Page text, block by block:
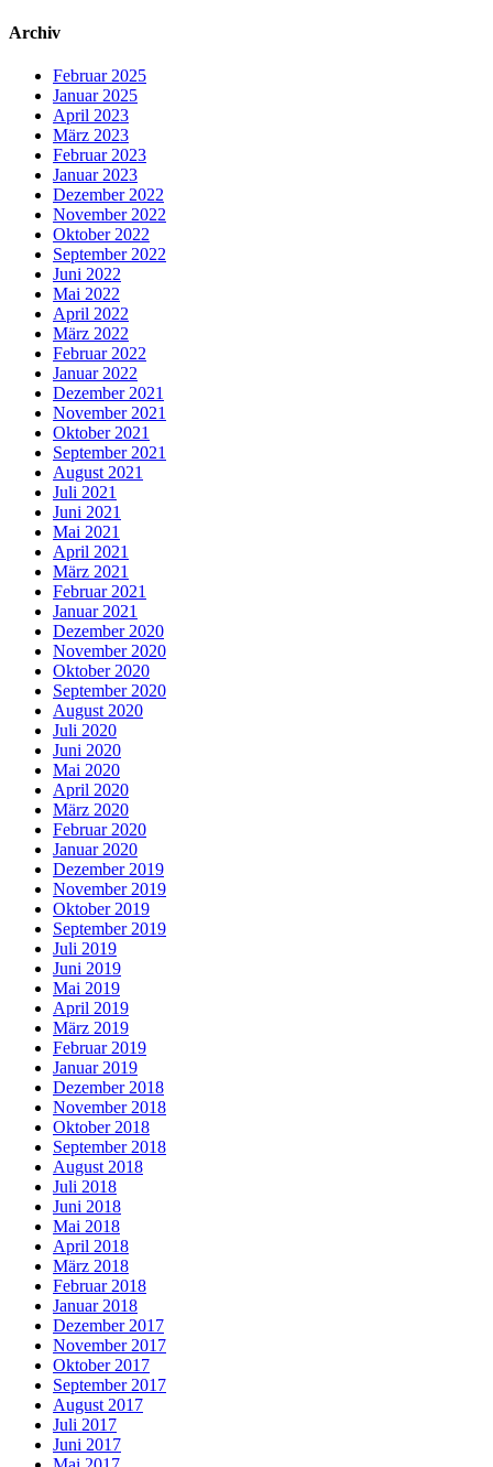
Archiv
Februar 2025
Januar 2025
April 2023
März 2023
Februar 2023
Januar 2023
Dezember 2022
November 2022
Oktober 2022
September 2022
Juni 2022
Mai 2022
April 2022
März 2022
Februar 2022
Januar 2022
Dezember 2021
November 2021
Oktober 2021
September 2021
August 2021
Juli 2021
Juni 2021
Mai 2021
April 2021
März 2021
Februar 2021
Januar 2021
Dezember 2020
November 2020
Oktober 2020
September 2020
August 2020
Juli 2020
Juni 2020
Mai 2020
April 2020
März 2020
Februar 2020
Januar 2020
Dezember 2019
November 2019
Oktober 2019
September 2019
Juli 2019
Juni 2019
Mai 2019
April 2019
März 2019
Februar 2019
Januar 2019
Dezember 2018
November 2018
Oktober 2018
September 2018
August 2018
Juli 2018
Juni 2018
Mai 2018
April 2018
März 2018
Februar 2018
Januar 2018
Dezember 2017
November 2017
Oktober 2017
September 2017
August 2017
Juli 2017
Juni 2017